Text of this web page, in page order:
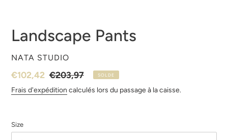
Landscape Pants
DISTRIBUTEUR
NATA STUDIO
Prix
réduit
€102,42 Prix
normal
€203,97 SOLDE
Frais d'expédition calculés lors du passage à la caisse.
Size